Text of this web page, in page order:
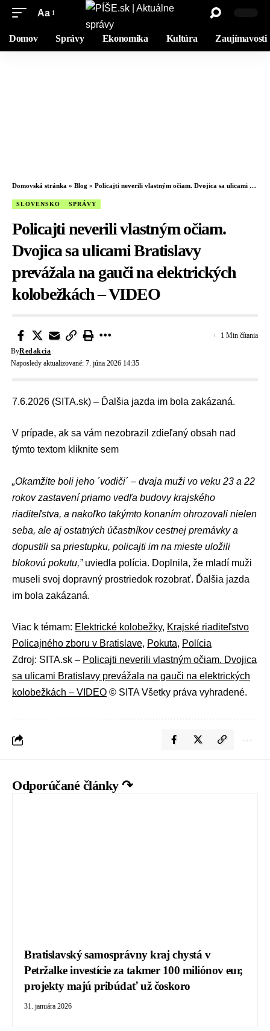
Aa
Domov Správy Ekonomika Kultúra Zaujímavosti
Domovská stránka » Blog » Policajti neverili vlastným očiam. Dvojica sa ulicami Bratislavy prevážala na gauči na elektrických kolobežkách – VIDEO
SLOVENSKO SPRÁVY
Policajti neverili vlastným očiam.
Dvojica sa ulicami Bratislavy
prevážala na gauči na elektrických
kolobežkách – VIDEO
Naposledy aktualizované: 7. júna 2026 14:35
ByRedakcia
1 Min čítania
7.6.2026 (SITA.sk) – Ďalšia jazda im bola zakázaná.
V prípade, ak sa vám nezobrazil zdieľaný obsah nad
týmto textom kliknite sem
„Okamžite boli jeho ´vodiči´ – dvaja muži vo veku 23 a 22
rokov zastavení priamo vedľa budovy krajského
riaditeľstva, a nakoľko takýmto konaním ohrozovali nielen
seba, ale aj ostatných účastníkov cestnej premávky a
dopustili sa priestupku, policajti im na mieste uložili
blokovú pokutu,”uviedla polícia. Doplnila, že mladí muži
museli svoj dopravný prostriedok rozobrať. Ďalšia jazda
im bola zakázaná.
Viac k témam: Elektrické kolobežky, Krajské riaditeľstvo
Policajného zboru v Bratislave, Pokuta, Polícia
Zdroj: SITA.sk – Policajti neverili vlastným očiam. Dvojica
sa ulicami Bratislavy prevážala na gauči na elektrických
kolobežkách – VIDEO © SITA Všetky práva vyhradené.
Odporúčané články ↷
Bratislavský samosprávny kraj chystá v
Petržalke investície za takmer 100 miliónov eur,
projekty majú pribúdať už čoskoro
31. januára 2026